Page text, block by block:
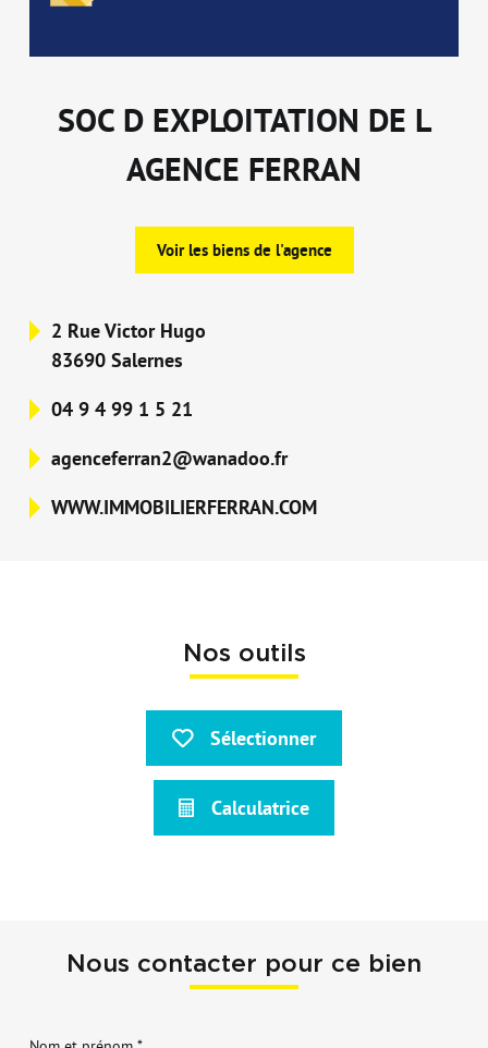
SOC D EXPLOITATION DE L
AGENCE FERRAN
Voir les biens de l'agence
2 Rue Victor Hugo
83690 Salernes
04 9 4 99 1 5 21
agenceferran2@wanadoo.fr
WWW.IMMOBILIERFERRAN.COM
Nos outils
Sélectionner
Calculatrice
Nous contacter pour ce bien